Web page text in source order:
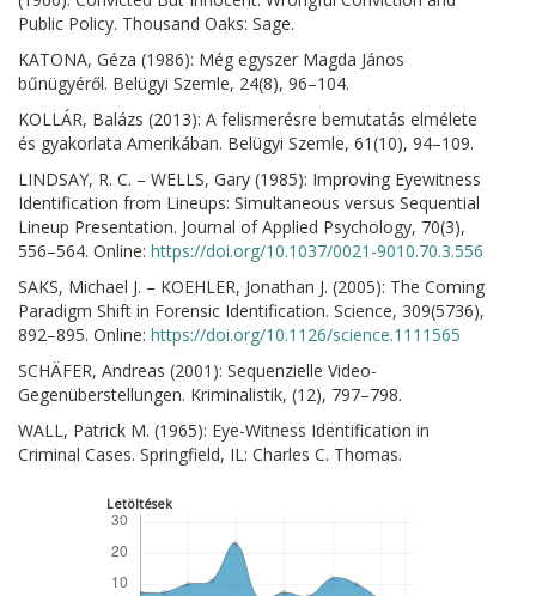
Public Policy. Thousand Oaks: Sage.
KATONA, Géza (1986): Még egyszer Magda János
bűnügyéről. Belügyi Szemle, 24(8), 96–104.
KOLLÁR, Balázs (2013): A felismerésre bemutatás elmélete
és gyakorlata Amerikában. Belügyi Szemle, 61(10), 94–109.
LINDSAY, R. C. – WELLS, Gary (1985): Improving Eyewitness
Identification from Lineups: Simultaneous versus Sequential
Lineup Presentation. Journal of Applied Psychology, 70(3),
556–564. Online: https://doi.org/10.1037/0021-9010.70.3.556
SAKS, Michael J. – KOEHLER, Jonathan J. (2005): The Coming
Paradigm Shift in Forensic Identification. Science, 309(5736),
892–895. Online: https://doi.org/10.1126/science.1111565
SCHÄFER, Andreas (2001): Sequenzielle Video-
Gegenüberstellungen. Kriminalistik, (12), 797–798.
WALL, Patrick M. (1965): Eye-Witness Identification in
Criminal Cases. Springfield, IL: Charles C. Thomas.
Letöltések